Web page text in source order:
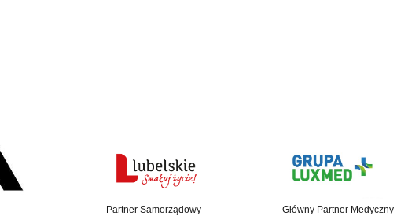
Partner Samorządowy Główny Partner Medyczny